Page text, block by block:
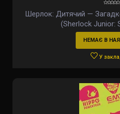
Шерлок: Дитячий —
(Sherlock Junior:
НЕМАЄ В
У